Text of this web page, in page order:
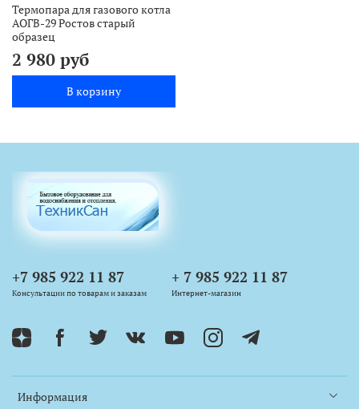
Термопара для газового котла
АОГВ-29 Ростов старый
образец
2 980 руб
В корзину
Информация
+7 985 922 11 87
Консультации по товарам и заказам
+ 7 985 922 11 87
Интернет-магазин